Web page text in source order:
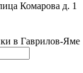
Комарова д. 1
в Гаврилов-Яме